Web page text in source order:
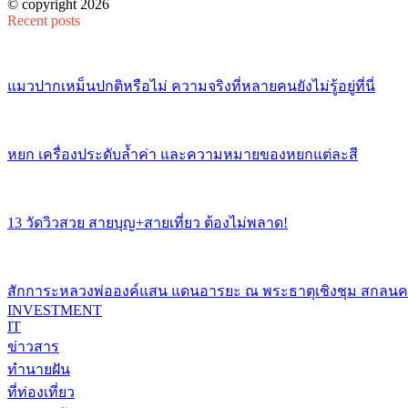
© copyright 2026
Recent posts
แมวปากเหม็นปกติหรือไม่ ความจริงที่หลายคนยังไม่รู้อยู่ที่นี่
หยก เครื่องประดับล้ำค่า และความหมายของหยกแต่ละสี
13 วัดวิวสวย สายบุญ+สายเที่ยว ต้องไม่พลาด!
สักการะหลวงพ่อองค์แสน แดนอารยะ ณ พระธาตุเชิงชุม สกลน
INVESTMENT
IT
ข่าวสาร
ทำนายฝัน
ที่ท่องเที่ยว